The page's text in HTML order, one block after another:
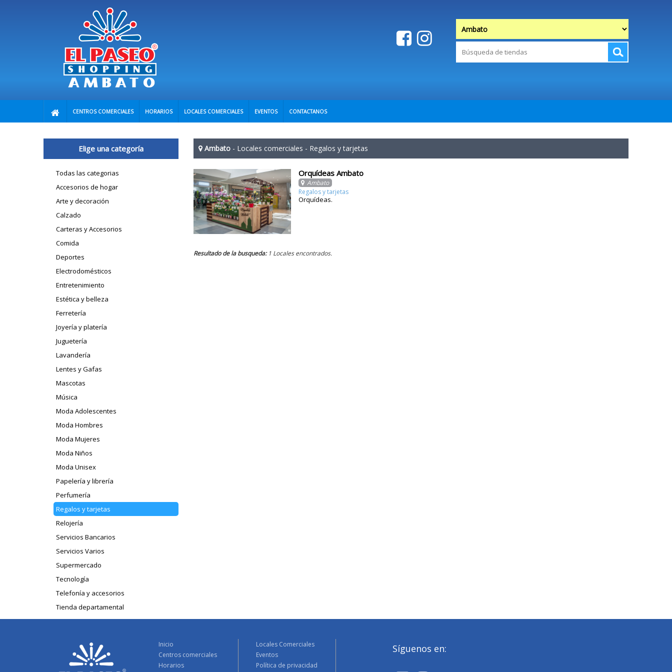
CENTROS COMERCIALES HORARIOS LOCALES COMERCIALES EVENTOS CONTACTANOS
Elige una categoría
Todas las categorias
Accesorios de hogar
Arte y decoración
Calzado
Carteras y Accesorios
Comida
Deportes
Electrodomésticos
Entretenimiento
Estética y belleza
Ferretería
Joyería y platería
Juguetería
Lavandería
Lentes y Gafas
Mascotas
Música
Moda Adolescentes
Moda Hombres
Moda Mujeres
Moda Niños
Moda Unisex
Papelería y librería
Perfumería
Regalos y tarjetas
Relojería
Servicios Bancarios
Servicios Varios
Supermercado
Tecnología
Telefonía y accesorios
Tienda departamental
Ambato - Locales comerciales - Regalos y tarjetas
Orquídeas Ambato
Ambato
Regalos y tarjetas
Orquídeas.
Resultado de la busqueda:1 Locales encontrados.
Inicio
Centros comerciales
Horarios
Locales Comerciales
Eventos
Política de privacidad
Síguenos en: